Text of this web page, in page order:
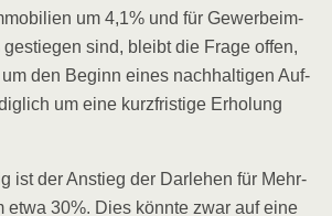
um 4,1% und für Gewer­be­im­
sind, bleibt die Fra­ge offen,
den Beginn eines nach­hal­ti­gen Auf­
um eine kurz­fris­ti­ge Erho­lung
ist der Anstieg der Dar­le­hen für Mehr­
etwa 30%. Dies könn­te zwar auf eine